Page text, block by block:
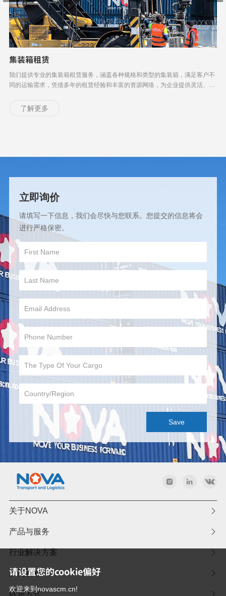
集装箱租赁
我们提供专业的集装箱租赁服务，涵盖各种规格和类型的集装箱，满足客户不
同的运输需求，凭借多年的租赁经验和丰富的资源网络，为企业提供灵活、经
了解更多
立即询价
请填写一下信息，我们会尽快与您联系。您提交的信息将会
进行严格保密。
关于NOVA 
产品与服务 
行业解决方案 
新闻发布 
联系方式 
请设置您的cookie偏好
欢迎来到novascm.cn!